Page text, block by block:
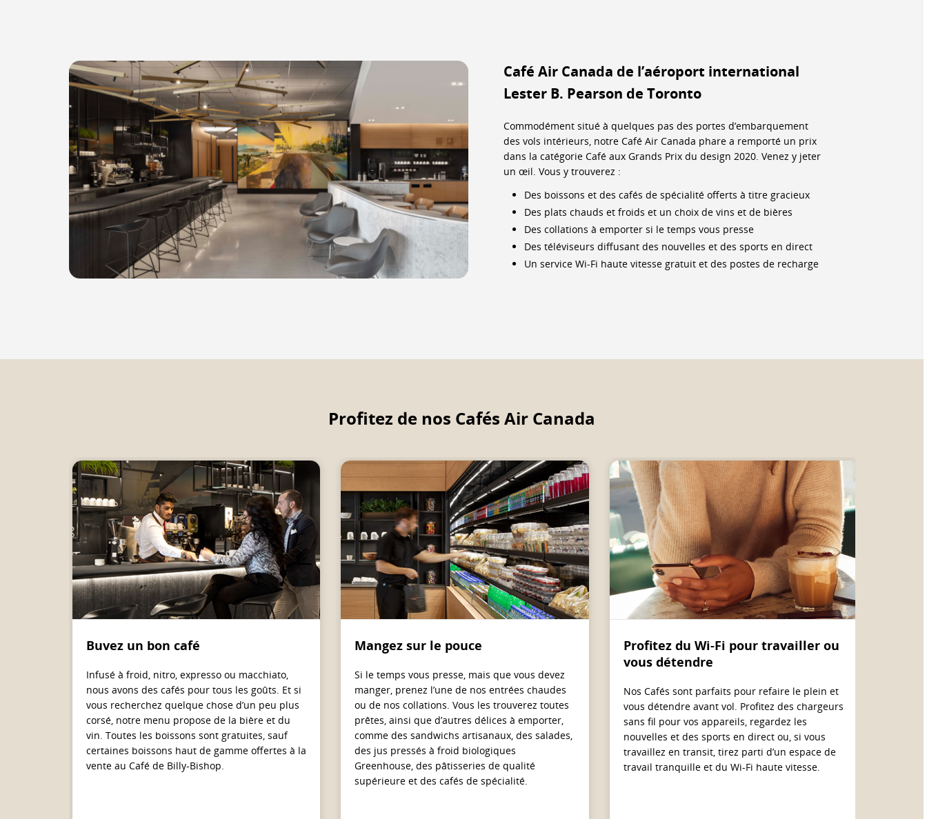
Café Air Canada de l’aéroport international
Lester B. Pearson de Toronto
Commodément situé à quelques pas des portes d’embarquement
des vols intérieurs, notre Café Air Canada phare a remporté un prix
dans la catégorie Café aux Grands Prix du design 2020. Venez y jeter
un œil. Vous y trouverez :
Des boissons et des cafés de spécialité offerts à titre gracieux
Des plats chauds et froids et un choix de vins et de bières
Des collations à emporter si le temps vous presse
Des téléviseurs diffusant des nouvelles et des sports en direct
Un service Wi-Fi haute vitesse gratuit et des postes de recharge
Profitez de nos Cafés Air Canada
Buvez un bon café
Infusé à froid, nitro, expresso ou macchiato,
nous avons des cafés pour tous les goûts. Et si
vous recherchez quelque chose d’un peu plus
corsé, notre menu propose de la bière et du
vin. Toutes les boissons sont gratuites, sauf
certaines boissons haut de gamme offertes à la
vente au Café de Billy-Bishop.
Mangez sur le pouce
Si le temps vous presse, mais que vous devez
manger, prenez l’une de nos entrées chaudes
ou de nos collations. Vous les trouverez toutes
prêtes, ainsi que d’autres délices à emporter,
comme des sandwichs artisanaux, des salades,
des jus pressés à froid biologiques
Greenhouse, des pâtisseries de qualité
supérieure et des cafés de spécialité.
Profitez du Wi-Fi pour travailler ou
vous détendre
Nos Cafés sont parfaits pour refaire le plein et
vous détendre avant vol. Profitez des chargeurs
sans fil pour vos appareils, regardez les
nouvelles et des sports en direct ou, si vous
travaillez en transit, tirez parti d’un espace de
travail tranquille et du Wi-Fi haute vitesse.